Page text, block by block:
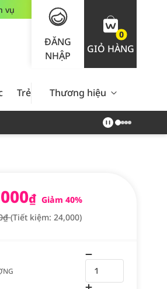
vụ
ĐĂNG
NHẬP
0
GIỎ HÀNG
Trẻ Em Nam Giới Chăm Sóc
Thương hiệu
₫ Giảm 40%
(Tiết kiệm: 24,000)